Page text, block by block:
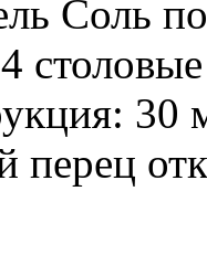
Соль
4
30
перец